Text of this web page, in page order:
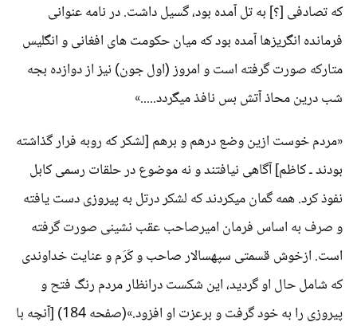
که تصادفی [؟] به تل آمده بود، گسیل داشت. در نامه عنوانی
فرمانده انگریزها آمده بود که میان حکومت های افغانی و انگلیس
متارکه صورت گرفته است و امروز (اول جون) نیز از دوازده بجه
شب درین محاذ آتش بس نافذ میگردد.....»
«مردم خوست ازین وضع درهم و برهم [لشکر که روبه فرار گذاشته
بودند ـ کاظم] آگاهی نیافتند و نه موضوع در حلقات رسمی کابل
نفوذ کرد. همه گمان میکردند که لشکر درتل به پیروزی دست یافته
و صرف به اساس فرمان امیرصاحب عقب نشینی صورت گرفته
است. ازخوش قسمتی سپهسالار صاحب و کَرَم و عنایت خداوندی
که شامل حال او گردید، این شکست درانظار مردم رنگ فتح و
پیروزی را به خود گرفت و برعزت او افزود.»(صفحه 184) [آنچه با